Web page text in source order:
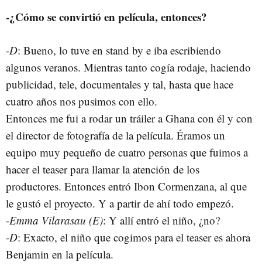
-¿Cómo se convirtió en película, entonces?
-D: Bueno, lo tuve en stand by e iba escribiendo
algunos veranos. Mientras tanto cogía rodaje, haciendo
publicidad, tele, documentales y tal, hasta que hace
cuatro años nos pusimos con ello.
Entonces me fui a rodar un tráiler a Ghana con él y con
el director de fotografía de la película. Éramos un
equipo muy pequeño de cuatro personas que fuimos a
hacer el teaser para llamar la atención de los
productores. Entonces entró Ibon Cormenzana, al que
le gustó el proyecto. Y a partir de ahí todo empezó.
-Emma Vilarasau (E): Y allí entró el niño, ¿no?
-D: Exacto, el niño que cogimos para el teaser es ahora
Benjamin en la película.